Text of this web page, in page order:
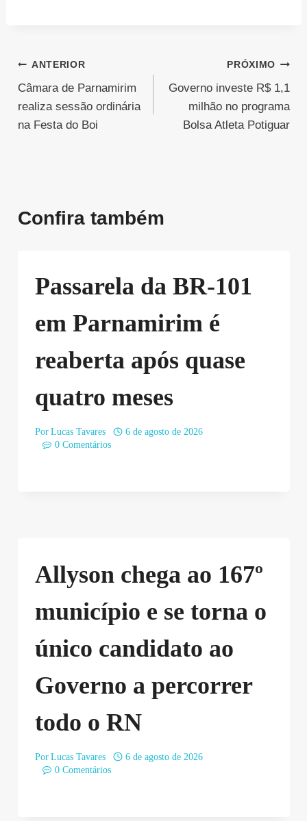
Navegação
de
Post
ANTERIOR
Câmara de Parnamirim
realiza sessão ordinária
na Festa do Boi
PRÓXIMO
Governo investe R$ 1,1
milhão no programa
Bolsa Atleta Potiguar
Confira também
Passarela da BR-101
em Parnamirim é
reaberta após quase
quatro meses
Por Lucas Tavares
6 de agosto de 2026
0 Comentários
Allyson chega ao 167º
município e se torna o
único candidato ao
Governo a percorrer
todo o RN
Por Lucas Tavares
6 de agosto de 2026
0 Comentários